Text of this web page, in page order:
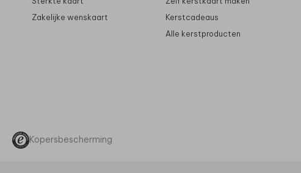
Zakelijke wenskaart
Kerstcadeaus
Alle kerstproducten
Kopersbescherming